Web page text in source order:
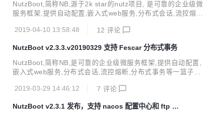
NutzBoot,简称NB,源于2k star的nutz项目, 是可靠的企业级微
服务框架,提供自动配置,嵌入式web服务,分布式会话,流控熔
完善的微服务进程. 已经在几十家企业深度使用, 码云GVP加
提交日志,响应及时的issue系统,随时秒回的问答社区^_^ 本次
更新带来: 添加对sqltplxml的内置支持^_^ 适配分离打包jar时,
扫描不到类的问题 更新时间: 2019-04-10 配套曲目: [蓝色多
2019-04-10 13:58:48 12 评论
NutzBoot v2.3.3.v20190329 支持 Fescar 分布式事务
NutzBoot,简称NB,是可靠的企业级微服务框架,提供自动配置,
嵌入式web服务,分布式会话,流控熔断,分布式事务等一篮子解
新带来fescar的支持, 至此, 阿里系nacos(配置与注册)/sentin
声音 兼容性: 继续无缝兼容2.x系列的 关键变更: 1. add: 支持f
2019-03-29 14:46:12 7 评论
NutzBoot v2.3.1 发布，支持 nacos 配置中心和 ftp 客